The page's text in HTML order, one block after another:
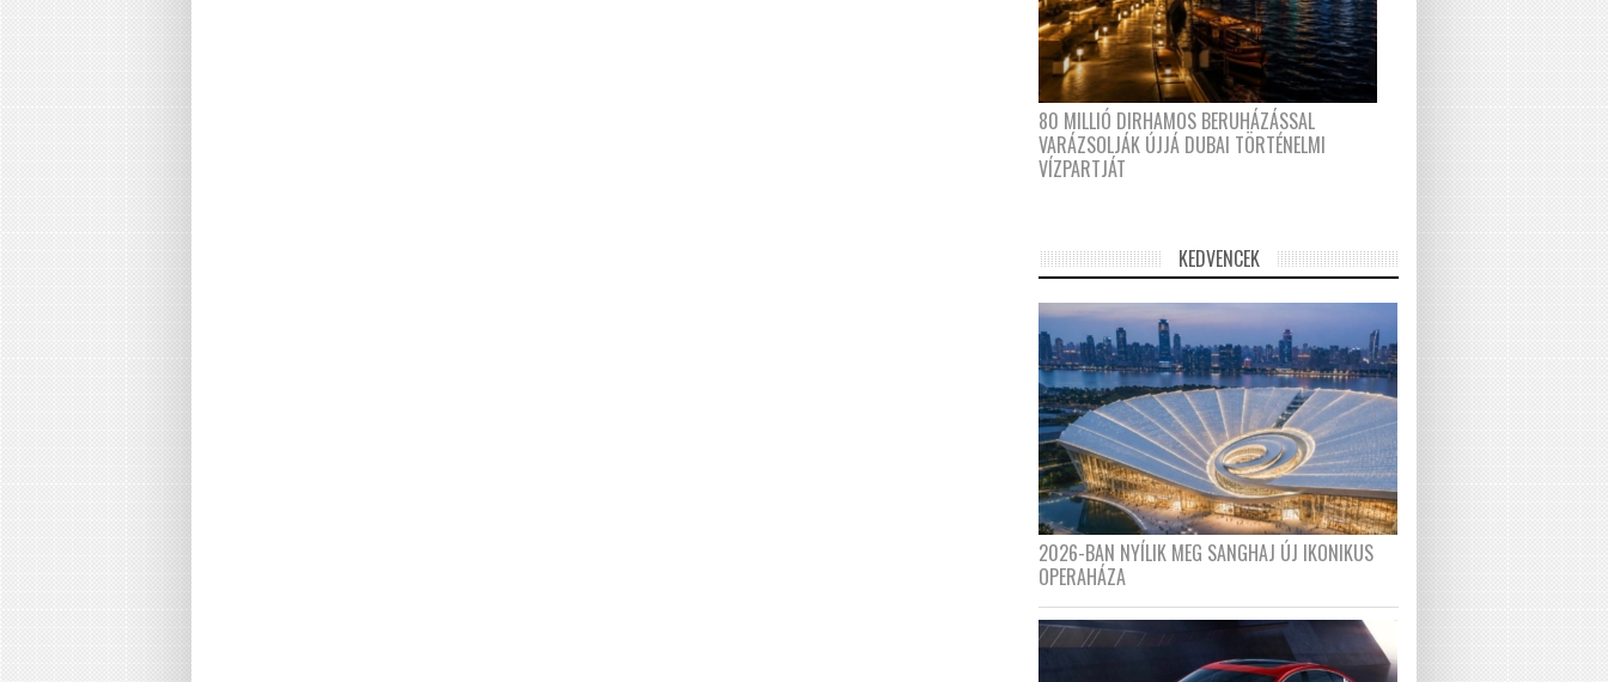
80 MILLIÓ DIRHAMOS BERUHÁZÁSSAL
VARÁZSOLJÁK ÚJJÁ DUBAI TÖRTÉNELMI
VÍZPARTJÁT
KEDVENCEK
2026-BAN NYÍLIK MEG SANGHAJ ÚJ IKONIKUS
OPERAHÁZA